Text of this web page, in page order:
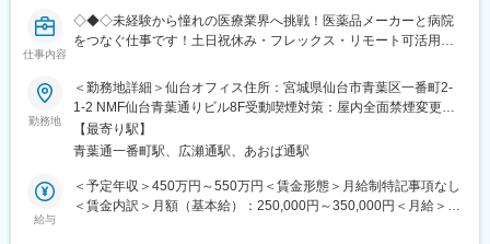
■教育体制
ープレや商品知識の勉強会等も実施営業同行は先輩社員が行いま
す。入社から3ヶ月程で独り立ちを想定しております。
■在宅マッサージとは
者の自宅に訪問して施術を行うサービスです。高齢者の方も住み
慣れた環境での療養を望む方も多く、病院から民間へ移行する流
仕事内容
◇◆◇未経験から憧れの医療業界へ挑戦！医薬品メーカーと病院
をつなぐ仕事です！土日祝休み・フレックス・リモート可活用可
ーン・Iターンの方も大歓迎です◇◆◇
【当ポジションについて（SMA・治験事務局担当とは）】
治験を実施したい『製薬メーカー』と実施可能な『病院』をつな
ぐ、架け橋のようなお仕事です。正式名称をSMA（治験事務局担
当）といい、医療業界の専門職種となります。
【業務概要】
勤務地
＜勤務地詳細＞仙台オフィス住所：宮城県仙台市青葉区一番町2-
1-2 NMF仙台青葉通りビル8F受動喫煙対策：屋内全面禁煙変更の
範囲：会社の定める事業所
【最寄り駅】
青葉通一番町駅、広瀬通駅、あおば通駅
給与
＜予定年収＞450万円～550万円＜賃金形態＞月給制特記事項なし
＜賃金内訳＞月額（基本給）：250,000円～350,000円＜月給＞